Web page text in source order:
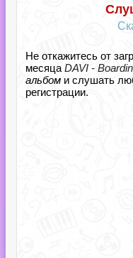
Не откажитесь от
месяца DAVI -
альбом и слушать
регистрации.